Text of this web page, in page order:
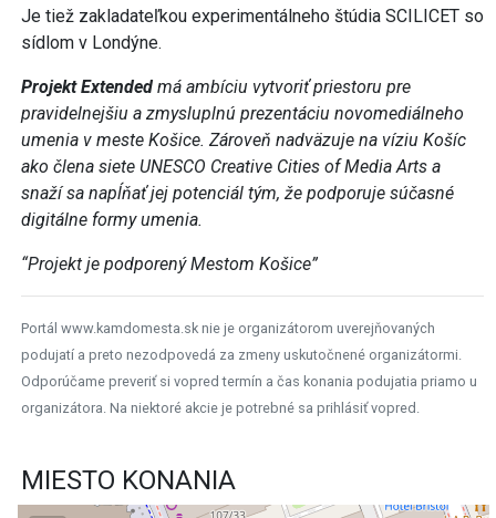
Je tiež zakladateľkou experimentálneho štúdia SCILICET so
sídlom v Londýne.
Projekt Extended má ambíciu vytvoriť priestoru pre
pravidelnejšiu a zmysluplnú prezentáciu novomediálneho
umenia v meste Košice. Zároveň nadväzuje na víziu Košíc
ako člena siete UNESCO Creative Cities of Media Arts a
snaží sa napĺňať jej potenciál tým, že podporuje súčasné
digitálne formy umenia.
“Projekt je podporený Mestom Košice”
Portál www.kamdomesta.sk nie je organizátorom uverejňovaných
podujatí a preto nezodpovedá za zmeny uskutočnené organizátormi.
Odporúčame preveriť si vopred termín a čas konania podujatia priamo u
organizátora. Na niektoré akcie je potrebné sa prihlásiť vopred.
MIESTO KONANIA